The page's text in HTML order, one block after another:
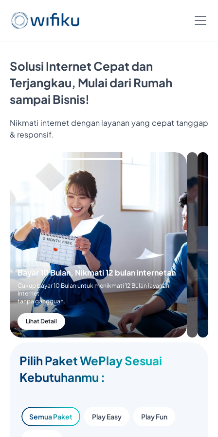
Solusi Internet Cepat dan
Terjangkau, Mulai dari Rumah
sampai Bisnis!
Nikmati internet dengan layanan yang cepat tanggap
& responsif.
Bayar 10 Bulan, Nikmati 12 bulan internetan
Cukup bayar 10 Bulan untuk menikmati 12 Bulan layanan
Internet
tanpa gangguan.
Lihat Detail
Pilih Paket WePlay Sesuai
Kebutuhanmu :
Semua Paket Play Easy Play Fun